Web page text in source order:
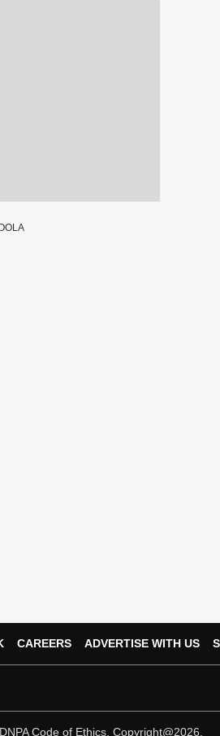
CAREERS ADVERTISE WITH US
DNPA Code of Ethics. Copyright@2026.